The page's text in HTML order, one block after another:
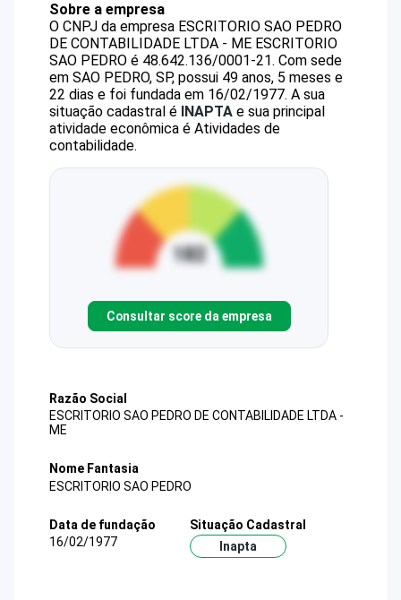
Sobre a empresa
O CNPJ da empresa ESCRITORIO SAO PEDRO
DE CONTABILIDADE LTDA - ME ESCRITORIO
SAO PEDRO é 48.642.136/0001-21. Com sede
em SAO PEDRO, SP, possui 49 anos, 5 meses e
22 dias e foi fundada em 16/02/1977. A sua
situação cadastral é INAPTA e sua principal
atividade econômica é Atividades de
contabilidade.
Consultar score da empresa
Razão Social
ESCRITORIO SAO PEDRO DE CONTABILIDADE LTDA -
ME
Nome Fantasia
ESCRITORIO SAO PEDRO
Data de fundação
16/02/1977
Situação Cadastral
Inapta